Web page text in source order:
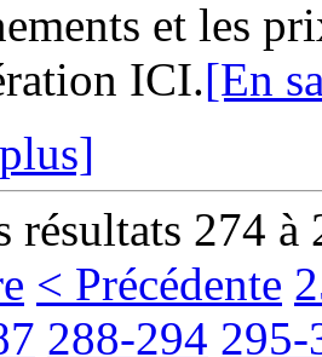
et les
ICI.[En
résultats 274 à
< Précédente
288-294 295-